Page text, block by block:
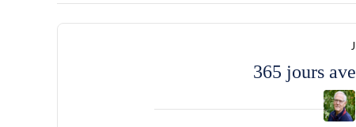
365 jours